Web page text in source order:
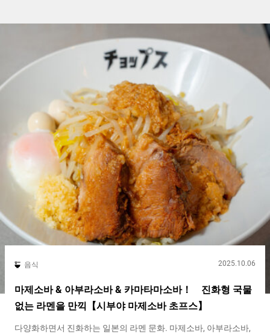
음식 2025.10.06
마제소바 & 아부라소바 & 카마타마소바！ 진화형 국물
없는 라멘을 만끽【시부야 마제소바 초프스】
다양화하면서 진화하는 일본의 라멘 문화. 마제소바, 아부라소바,